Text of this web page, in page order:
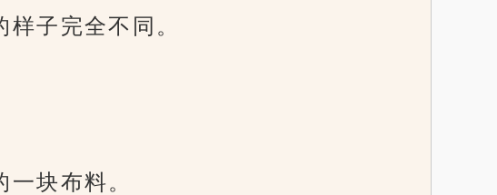
子完全不同。
块布料。